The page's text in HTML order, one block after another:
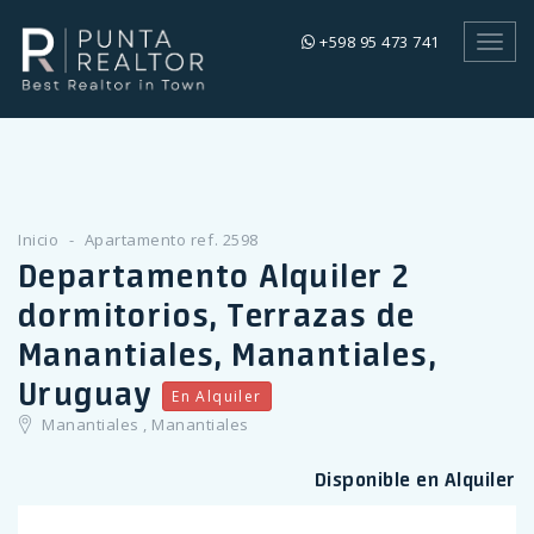
+598 95 473 741
Inicio Apartamento ref. 2598
Departamento Alquiler 2
dormitorios, Terrazas de
Manantiales, Manantiales,
Uruguay En Alquiler
Manantiales , Manantiales
Disponible en Alquiler